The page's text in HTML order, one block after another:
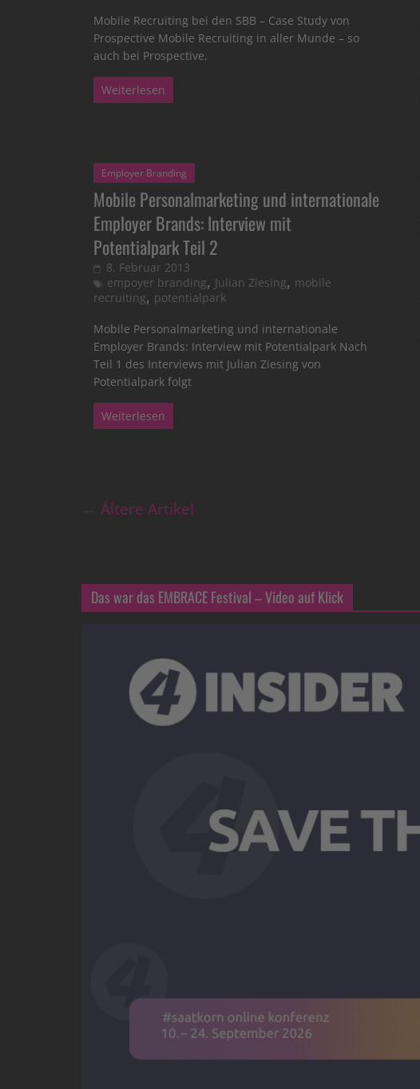
Mobile Recruiting bei den SBB – Case Study von
Prospective Mobile Recruiting in aller Munde – so
auch bei Prospective,
Weiterlesen
Employer Branding
Mobile Personalmarketing und internationale
Employer Brands: Interview mit
Potentialpark Teil 2
8. Februar 2013
empoyer branding, Julian Ziesing, mobile
recruiting, potentialpark
Mobile Personalmarketing und internationale
Employer Brands: Interview mit Potentialpark Nach
Teil 1 des Interviews mit Julian Ziesing von
Potentialpark folgt
Weiterlesen
← Ältere Artikel
Das war das EMBRACE Festival – Video auf Klick